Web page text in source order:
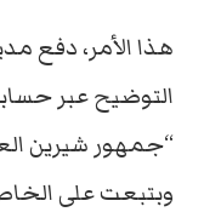
هذا الأمر، دفع
التوضيح عبر
“جمهور شيرين
وبتبعت على